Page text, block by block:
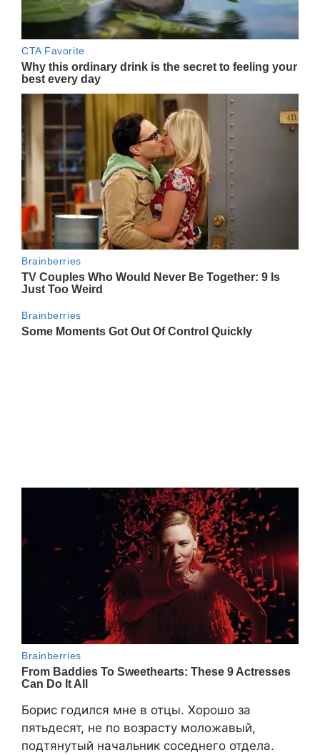
Борис годился мне в отцы. Хорошо за
пятьдесят, не по возрасту моложавый,
подтянутый начальник соседнего отдела.